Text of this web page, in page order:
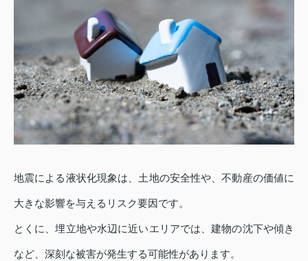
地震による液状化現象は、土地の安全性や、不動産の価値に
大きな影響を与えるリスク要因です。
とくに、埋立地や水辺に近いエリアでは、建物の沈下や傾き
など、深刻な被害が発生する可能性があります。